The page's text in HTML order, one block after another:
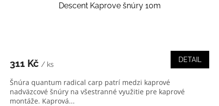
Descent Kaprove šnúry 10m
311 Kč / ks
DETAIL
Šnúra quantum radical carp patrí medzi kaprové
nadväzcové šnúry na všestranné využitie pre kaprové
montáže. Kaprová...